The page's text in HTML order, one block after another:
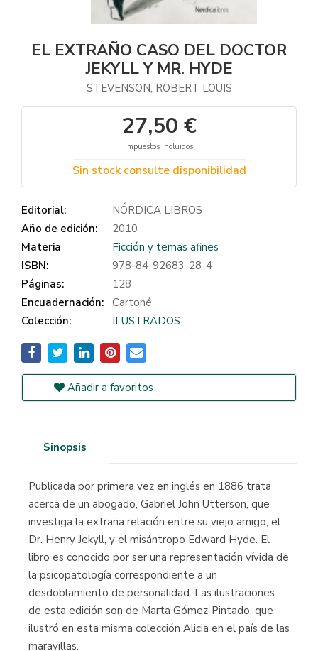
EL EXTRAÑO CASO DEL DOCTOR
JEKYLL Y MR. HYDE
STEVENSON, ROBERT LOUIS
27,50 €
Impuestos incluidos
Sin stock consulte disponibilidad
Editorial:
NÓRDICA LIBROS
Año de edición:
2010
Materia
Ficción y temas afines
ISBN:
978-84-92683-28-4
Páginas:
128
Encuadernación: Cartoné
Colección:
ILUSTRADOS
Añadir a favoritos
Sinopsis
Publicada por primera vez en inglés en 1886 trata
acerca de un abogado, Gabriel John Utterson, que
investiga la extraña relación entre su viejo amigo, el
Dr. Henry Jekyll, y el misántropo Edward Hyde. El
libro es conocido por ser una representación vívida de
la psicopatología correspondiente a un
desdoblamiento de personalidad. Las ilustraciones
de esta edición son de Marta Gómez-Pintado, que
ilustró en esta misma colección Alicia en el país de las
maravillas.